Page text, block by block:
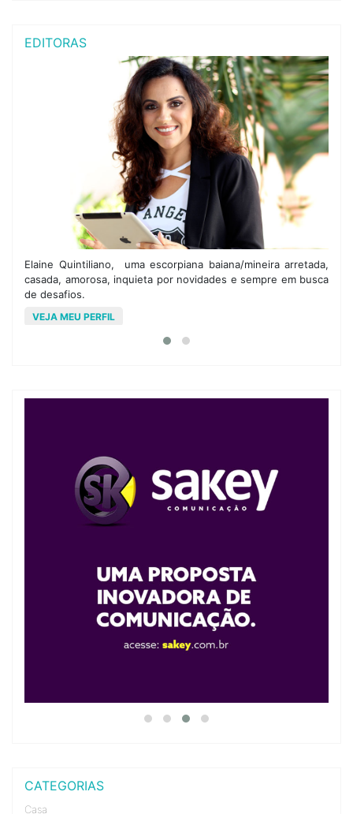
EDITORAS
Elaine Quintiliano, uma escorpiana baiana/mineira arretada,
casada, amorosa, inquieta por novidades e sempre em busca
de desafios.
VEJA MEU PERFIL
CATEGORIAS
Casa